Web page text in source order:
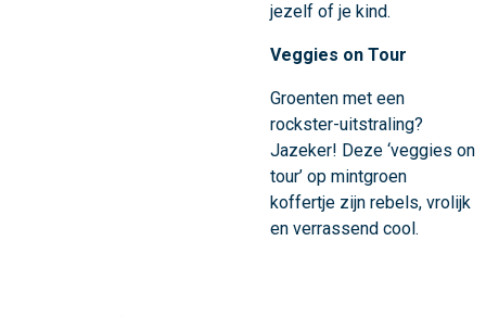
jezelf of je kind.
Veggies on Tour
Groenten met een
rockster-uitstraling?
Jazeker! Deze ‘veggies on
tour’ op mintgroen
koffertje zijn rebels, vrolijk
en verrassend cool.